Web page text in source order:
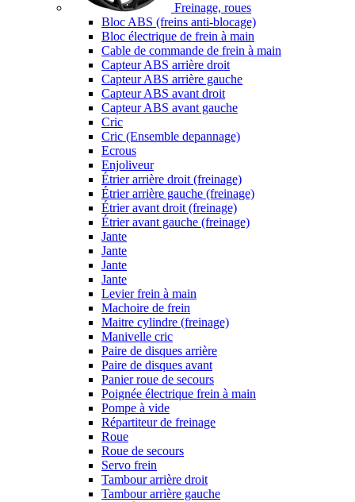
Freinage, roues
Bloc ABS (freins anti-blocage)
Bloc électrique de frein à main
Cable de commande de frein à main
Capteur ABS arrière droit
Capteur ABS arrière gauche
Capteur ABS avant droit
Capteur ABS avant gauche
Cric
Cric (Ensemble depannage)
Ecrous
Enjoliveur
Étrier arrière droit (freinage)
Étrier arrière gauche (freinage)
Étrier avant droit (freinage)
Étrier avant gauche (freinage)
Jante
Jante
Jante
Jante
Levier frein à main
Machoire de frein
Maitre cylindre (freinage)
Manivelle cric
Paire de disques arrière
Paire de disques avant
Panier roue de secours
Poignée électrique frein à main
Pompe à vide
Répartiteur de freinage
Roue
Roue de secours
Servo frein
Tambour arrière droit
Tambour arrière gauche